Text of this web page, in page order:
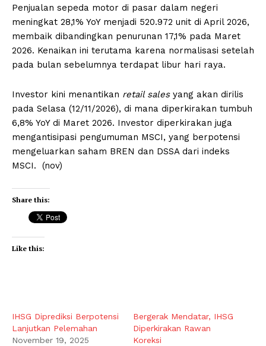
Penjualan sepeda motor di pasar dalam negeri
meningkat 28,1% YoY menjadi 520.972 unit di April 2026,
membaik dibandingkan penurunan 17,1% pada Maret
2026. Kenaikan ini terutama karena normalisasi setelah
pada bulan sebelumnya terdapat libur hari raya.
Investor kini menantikan retail salesyang akan dirilis
pada Selasa (12/11/2026), di mana diperkirakan tumbuh
6,8% YoY di Maret 2026. Investor diperkirakan juga
mengantisipasi pengumuman MSCI, yang berpotensi
mengeluarkan saham BREN dan DSSA dari indeks
MSCI. (nov)
Share this:
Like this:
IHSG Diprediksi Berpotensi
Lanjutkan Pelemahan
November 19, 2025
Bergerak Mendatar, IHSG
Diperkirakan Rawan
Koreksi